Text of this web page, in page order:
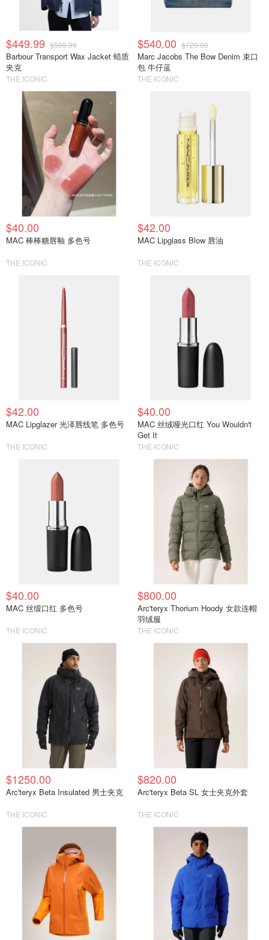
$449.99 $599.99
Barbour Transport Wax Jacket 蜡质
夹克
THE ICONIC
$540.00 $720.00
Marc Jacobs The Bow Denim 束口
包 牛仔蓝
THE ICONIC
$40.00
MAC 棒棒糖唇釉 多色号
THE ICONIC
$42.00
MAC Lipglass Blow 唇油
THE ICONIC
$42.00
MAC Lipglazer 光泽唇线笔 多色号
THE ICONIC
$40.00
MAC 丝绒哑光口红 You Wouldn't
Get It
THE ICONIC
$40.00
MAC 丝缎口红 多色号
THE ICONIC
$800.00
Arc'teryx Thorium Hoody 女款连帽
羽绒服
THE ICONIC
$1250.00
Arc'teryx Beta Insulated 男士夹克
THE ICONIC
$820.00
Arc'teryx Beta SL 女士夹克外套
THE ICONIC